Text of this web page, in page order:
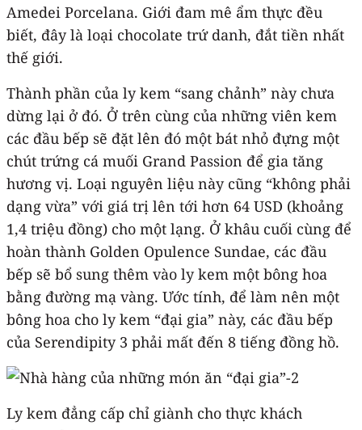
Amedei Porcelana. Giới đam mê ẩm thực đều
biết, đây là loại chocolate trứ danh, đắt tiền nhất
thế giới.
Thành phần của ly kem “sang chảnh” này chưa
dừng lại ở đó. Ở trên cùng của những viên kem
các đầu bếp sẽ đặt lên đó một bát nhỏ đựng một
chút trứng cá muối Grand Passion để gia tăng
hương vị. Loại nguyên liệu này cũng “không phải
dạng vừa” với giá trị lên tới hơn 64 USD (khoảng
1,4 triệu đồng) cho một lạng. Ở khâu cuối cùng để
hoàn thành Golden Opulence Sundae, các đầu
bếp sẽ bổ sung thêm vào ly kem một bông hoa
bằng đường mạ vàng. Ước tính, để làm nên một
bông hoa cho ly kem “đại gia” này, các đầu bếp
của Serendipity 3 phải mất đến 8 tiếng đồng hồ.
Ly kem đẳng cấp chỉ giành cho thực khách